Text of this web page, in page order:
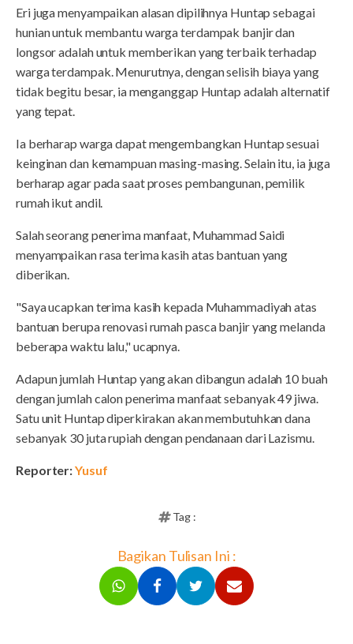
Eri juga menyampaikan alasan dipilihnya Huntap sebagai
hunian untuk membantu warga terdampak banjir dan
longsor adalah untuk memberikan yang terbaik terhadap
warga terdampak. Menurutnya, dengan selisih biaya yang
tidak begitu besar, ia menganggap Huntap adalah alternatif
yang tepat.
Ia berharap warga dapat mengembangkan Huntap sesuai
keinginan dan kemampuan masing-masing. Selain itu, ia juga
berharap agar pada saat proses pembangunan, pemilik
rumah ikut andil.
Salah seorang penerima manfaat, Muhammad Saidi
menyampaikan rasa terima kasih atas bantuan yang
diberikan.
"Saya ucapkan terima kasih kepada Muhammadiyah atas
bantuan berupa renovasi rumah pasca banjir yang melanda
beberapa waktu lalu," ucapnya.
Adapun jumlah Huntap yang akan dibangun adalah 10 buah
dengan jumlah calon penerima manfaat sebanyak 49 jiwa.
Satu unit Huntap diperkirakan akan membutuhkan dana
sebanyak 30 juta rupiah dengan pendanaan dari Lazismu.
Reporter:Yusuf
Tag :
Bagikan Tulisan Ini :